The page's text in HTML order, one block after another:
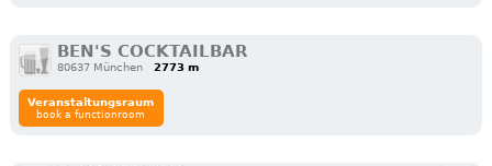
BEN'S COCKTAILBAR
80637 München 2773 m
Veranstaltungsraum
book a functionroom